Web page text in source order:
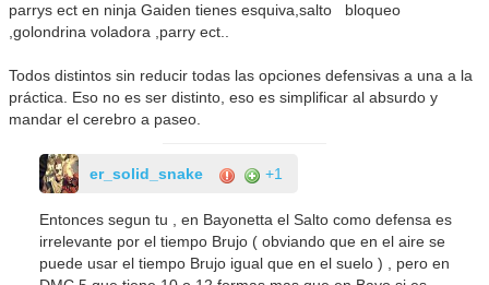
parrys ect en ninja Gaiden tienes esquiva,salto bloqueo
,golondrina voladora ,parry ect..
Todos distintos sin reducir todas las opciones defensivas a una a la
práctica. Eso no es ser distinto, eso es simplificar al absurdo y
mandar el cerebro a paseo.
er_solid_snake +1
Entonces segun tu , en Bayonetta el Salto como defensa es
irrelevante por el tiempo Brujo ( obviando que en el aire se
puede usar el tiempo Brujo igual que en el suelo ) , pero en